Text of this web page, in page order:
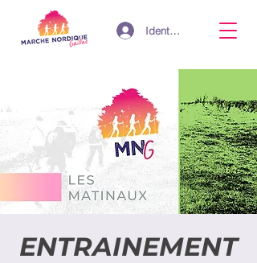
Identifiant
ENTRAINEMENT